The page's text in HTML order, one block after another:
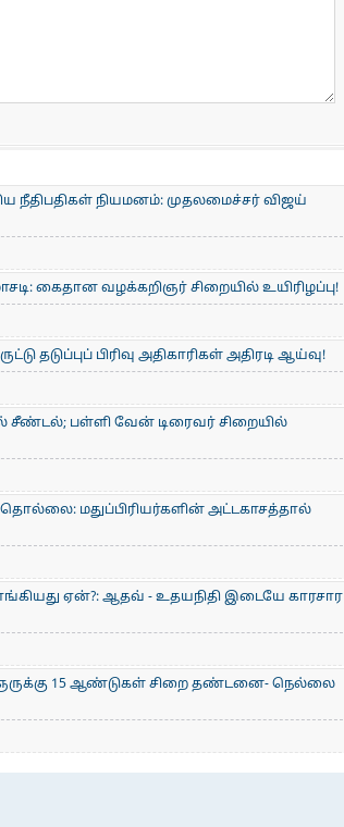
நீதிபதிகள் நியமனம்: முதலமைச்சர் விஜய்
கைதான வழக்கறிஞர் சிறையில் உயிரிழப்பு!
தடுப்புப் பிரிவு அதிகாரிகள் அதிரடி ஆய்வு!
சீண்டல்; பள்ளி வேன் டிரைவர் சிறையில்
தொல்லை: மதுப்பிரியர்களின் அட்டகாசத்தால்
ஏன்?: ஆதவ் - உதயநிதி இடையே காரசார
15 ஆண்டுகள் சிறை தண்டனை- நெல்லை